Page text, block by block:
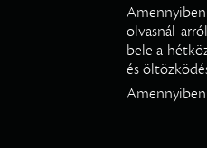
olvasnál
bele a
és